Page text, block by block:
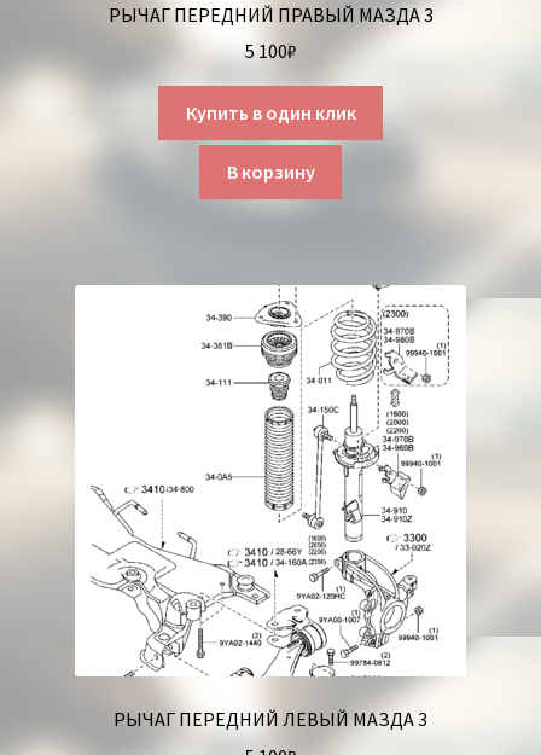
РЫЧАГ ПЕРЕДНИЙ ПРАВЫЙ МАЗДА 3
5 100₽
Купить в один клик
В корзину
РЫЧАГ ПЕРЕДНИЙ ЛЕВЫЙ МАЗДА 3